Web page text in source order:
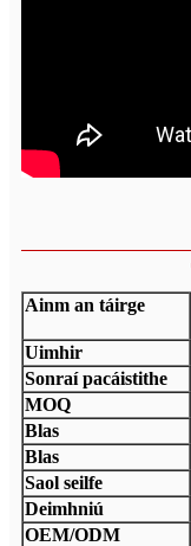
Ainm an táirge
Uimhir
Sonraí pacáistithe
MOQ
Blas
Blas
Saol seilfe
Deimhniú
OEM/ODM